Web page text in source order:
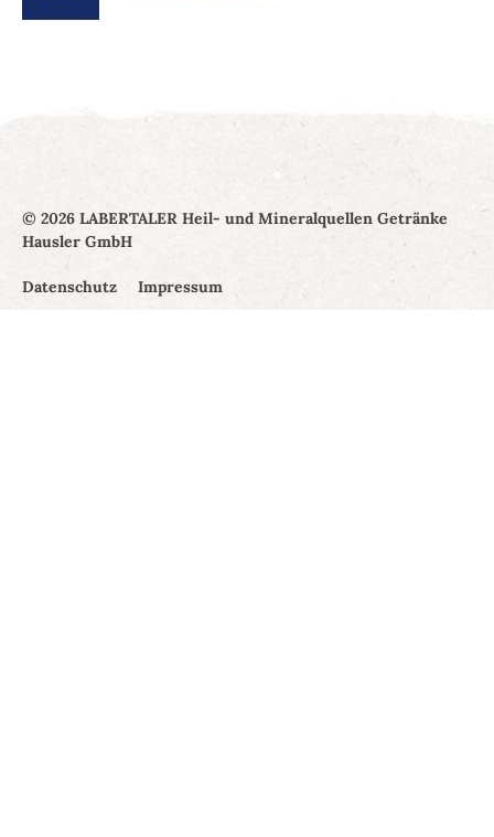
© 2026 LABERTALER Heil- und Mineralquellen Getränke
Hausler GmbH
Datenschutz Impressum